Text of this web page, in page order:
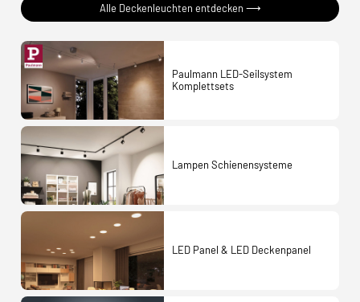
Alle Deckenleuchten entdecken ⟶
Paulmann LED-Seilsystem
Komplettsets
Lampen Schienensysteme
LED Panel & LED Deckenpanel